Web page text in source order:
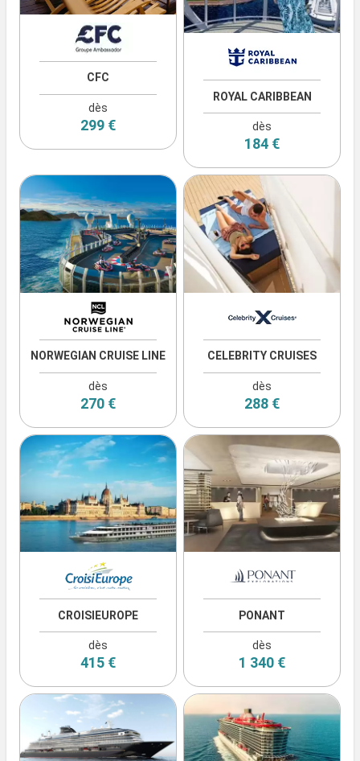
CFC
dès
299 €
ROYAL CARIBBEAN
dès
184 €
NORWEGIAN CRUISE LINE
dès
270 €
CELEBRITY CRUISES
dès
288 €
CROISIEUROPE
dès
415 €
PONANT
dès
1 340 €